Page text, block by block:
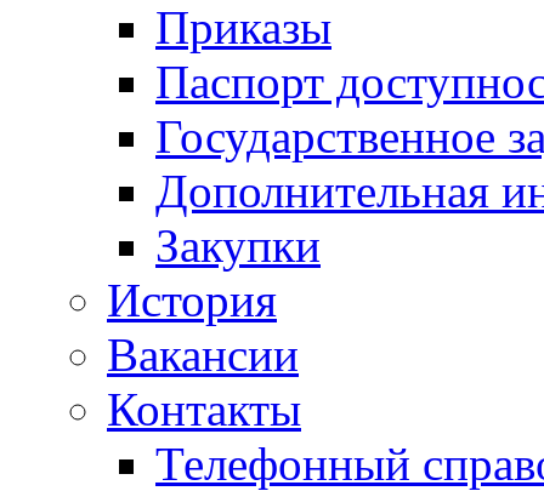
Приказы
Паспорт
Государственное
Дополнительная
Закупки
История
Вакансии
Контакты
Телефонный